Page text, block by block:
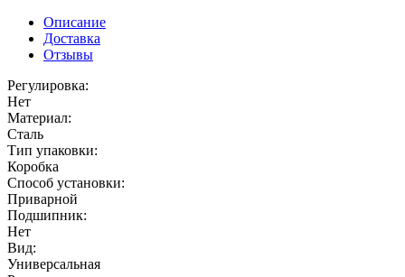
Описание
Доставка
Отзывы
Регулировка:
Нет
Материал:
Сталь
Тип упаковки:
Коробка
Способ установки:
Приварной
Подшипник:
Нет
Вид:
Универсальная